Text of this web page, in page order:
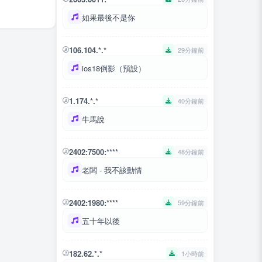
如果最後不是你
106.104.*.* 29分鐘前
ios18倒影（預設）
1.174.*.* 40分鐘前
牛馬說
2402:7500:**** 48分鐘前
老闆 - 我不該動情
2402:1980:**** 59分鐘前
五十年以後
182.62.*.* 1小時前